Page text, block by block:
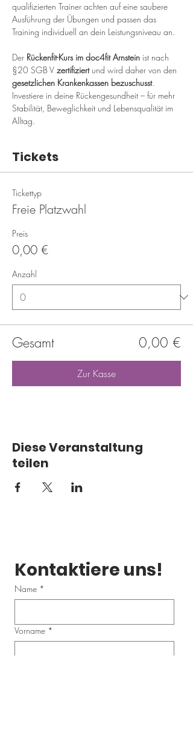
qualifizierten Trainer achten auf eine saubere
Ausführung der Übungen und passen das
Training individuell an dein Leistungsniveau an.
Der Rückenfit-Kurs im doc4fit Arnstein ist nach
§20 SGB V zertifiziert und wird daher von den
gesetzlichen Krankenkassen bezuschusst.
Investiere in deine Rückengesundheit – für mehr
Stabilität, Beweglichkeit und Lebensqualität im
Alltag.
Tickets
Tickettyp
Freie Platzwahl
Preis
0,00 €
Anzahl
Gesamt 0,00 €
Zur Kasse
Diese Veranstaltung
teilen
Kontaktiere uns!
Name *
Vorname *